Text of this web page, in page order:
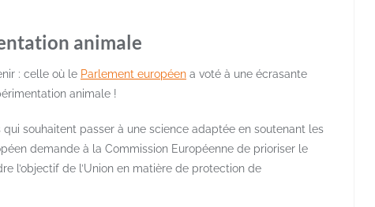
animale
: celle où le Parlement européen a voté à une écrasante
animale !
souhaitent passer à une science adaptée en soutenant les
demande à la Commission Européenne de prioriser le
l’objectif de l’Union en matière de protection de